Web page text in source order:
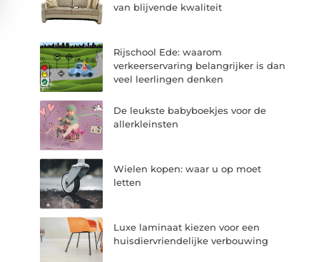
van blijvende kwaliteit
Rijschool Ede: waarom
verkeerservaring belangrijker is dan
veel leerlingen denken
De leukste babyboekjes voor de
allerkleinsten
Wielen kopen: waar u op moet
letten
Luxe laminaat kiezen voor een
huisdiervriendelijke verbouwing